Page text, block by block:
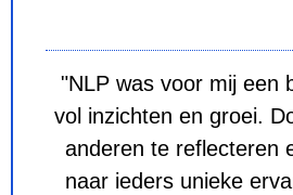
"NLP was voor mij een
vol inzichten en groei.
anderen te reflecteren
naar ieders unieke